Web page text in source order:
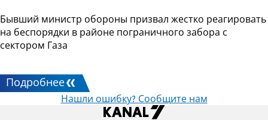
Бывший министр обороны призвал жестко реагировать
на беспорядки в районе пограничного забора с
сектором Газа
Подробнее
Нашли ошибку? Сообщите нам